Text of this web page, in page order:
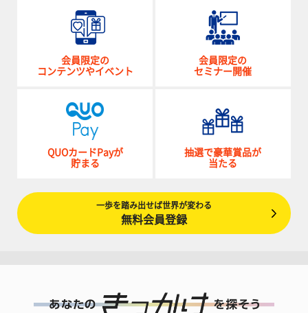
会員限定の
コンテンツやイベント
会員限定の
セミナー開催
QUOカードPayが
貯まる
抽選で豪華賞品が
当たる
一歩を踏み出せば世界が変わる
無料会員登録